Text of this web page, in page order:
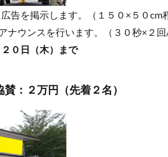
告を掲示します。（１５０×５０
ナウンスを行います。（３０秒×２回/
０日（木）まで
：２万円（先着２名）